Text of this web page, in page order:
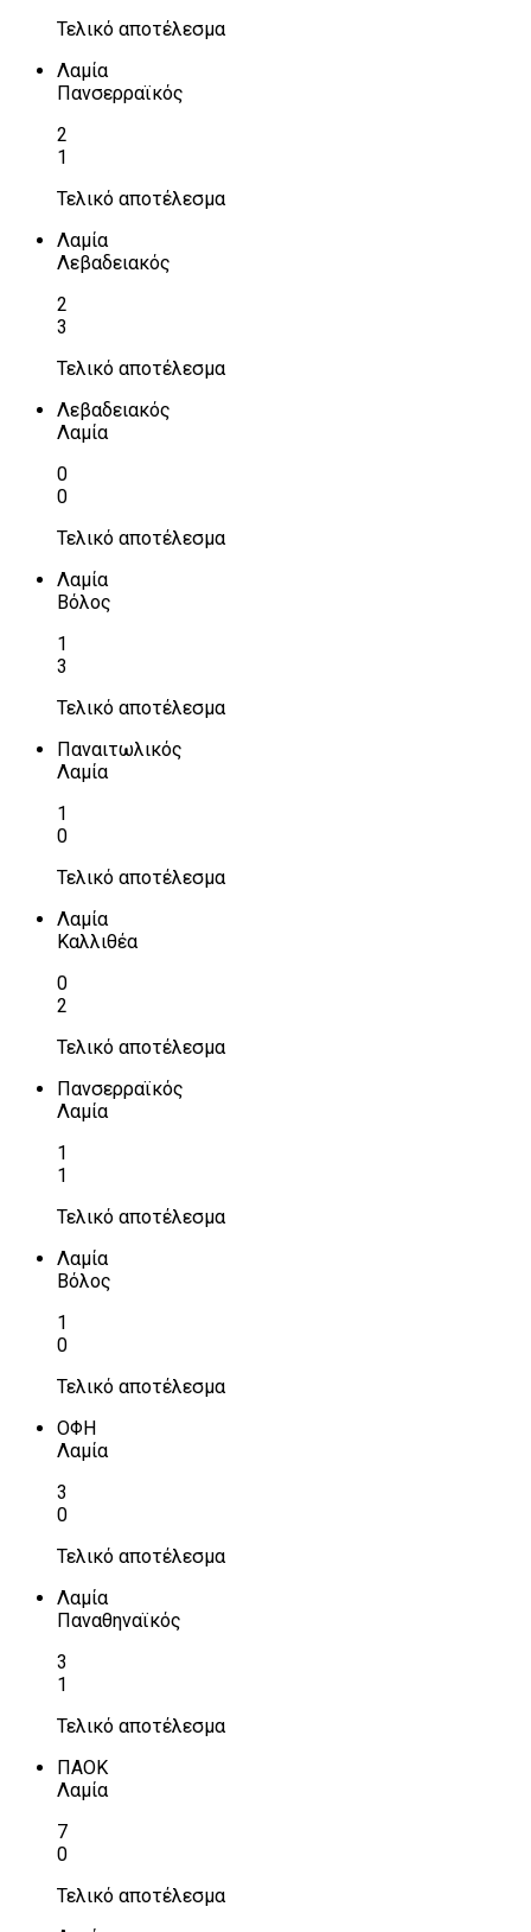
Τελικό αποτέλεσμα
Λαμία
Πανσερραϊκός
2
1
Τελικό αποτέλεσμα
Λαμία
Λεβαδειακός
2
3
Τελικό αποτέλεσμα
Λεβαδειακός
Λαμία
0
0
Τελικό αποτέλεσμα
Λαμία
Βόλος
1
3
Τελικό αποτέλεσμα
Παναιτωλικός
Λαμία
1
0
Τελικό αποτέλεσμα
Λαμία
Καλλιθέα
0
2
Τελικό αποτέλεσμα
Πανσερραϊκός
Λαμία
1
1
Τελικό αποτέλεσμα
Λαμία
Βόλος
1
0
Τελικό αποτέλεσμα
ΟΦΗ
Λαμία
3
0
Τελικό αποτέλεσμα
Λαμία
Παναθηναϊκός
3
1
Τελικό αποτέλεσμα
ΠΑΟΚ
Λαμία
7
0
Τελικό αποτέλεσμα